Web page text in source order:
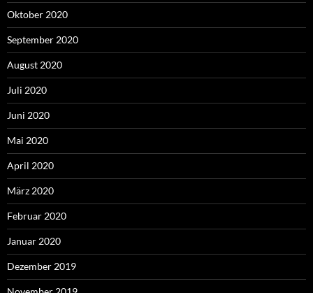
Oktober 2020
September 2020
August 2020
Juli 2020
Juni 2020
Mai 2020
April 2020
März 2020
Februar 2020
Januar 2020
Dezember 2019